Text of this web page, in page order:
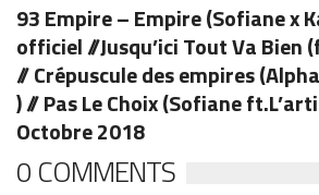
93 Empire – Empire (Sofiane x
officiel //Jusqu’ici Tout Va Bien
// Crépuscule des empires
) // Pas Le Choix (Sofiane
Octobre 2018
0 COMMENTS